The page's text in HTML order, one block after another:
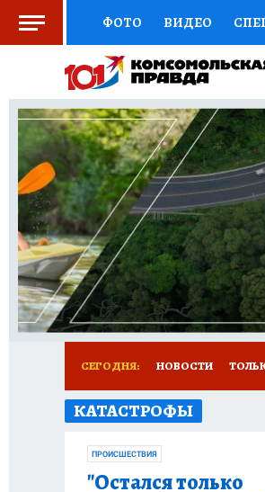
ФОТО ВИДЕО
СОЦПОДДЕРЖКА
ВЫБОР ЭКСПЕРТОВ
КНИЖНАЯ ПОЛКА
ПРЕСС-ЦЕНТР
РАДИО КП РЕКЛАМА
СЕГОДНЯ: НОВОСТИ
ИСПЫТАНО НА СЕБЕ
КАТАСТРОФЫ
ПРОИСШЕСТВИЯ
"Остался только